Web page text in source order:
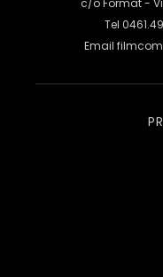
c/o Format -
Tel
Email